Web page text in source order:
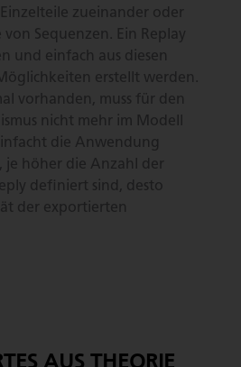
zueinander oder
Sequenzen. Ein Replay
und einfach aus diesen
erstellt werden.
vorhanden, muss für den
nicht mehr im Modell
die Anwendung
je höher die Anzahl der
definiert sind, desto
der exportierten
AUS THEORIE